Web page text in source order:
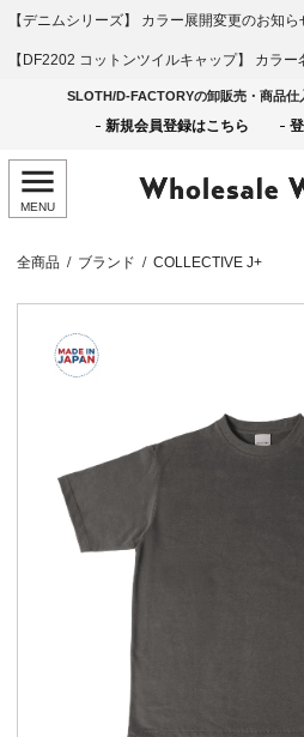
【デニムシリーズ】 カラー展開変更のお知ら
【DF2202 コットンツイルキャップ】 カラ
SLOTH/D-FACTORYの卸販売・商品仕
新規会員登録はこちら
全商品 ブランド COLLECTIVE J+